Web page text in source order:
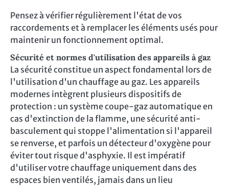
Pensez à vérifier régulièrement l'état de vos
raccordements et à remplacer les éléments usés pour
maintenir un fonctionnement optimal.
Sécurité et normes d'utilisation des appareils à gaz
La sécurité constitue un aspect fondamental lors de
l'utilisation d'un chauffage au gaz. Les appareils
modernes intègrent plusieurs dispositifs de
protection : un système coupe-gaz automatique en
cas d'extinction de la flamme, une sécurité anti-
basculement qui stoppe l'alimentation si l'appareil
se renverse, et parfois un détecteur d'oxygène pour
éviter tout risque d'asphyxie. Il est impératif
d'utiliser votre chauffage uniquement dans des
espaces bien ventilés, jamais dans un lieu